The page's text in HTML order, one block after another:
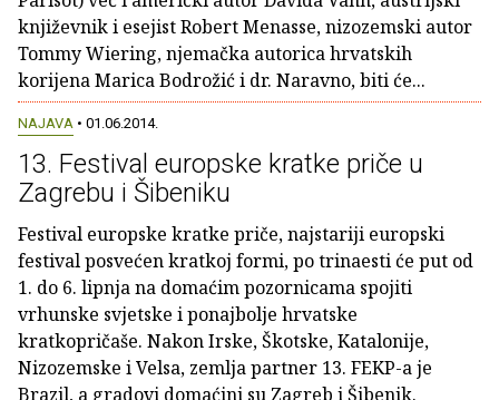
književnik i esejist Robert Menasse, nizozemski autor
Tommy Wiering, njemačka autorica hrvatskih
korijena Marica Bodrožić i dr. Naravno, biti će...
NAJAVA • 01.06.2014.
13. Festival europske kratke priče u
Zagrebu i Šibeniku
Festival europske kratke priče, najstariji europski
festival posvećen kratkoj formi, po trinaesti će put od
1. do 6. lipnja na domaćim pozornicama spojiti
vrhunske svjetske i ponajbolje hrvatske
kratkopričaše. Nakon Irske, Škotske, Katalonije,
Nizozemske i Velsa, zemlja partner 13. FEKP-a je
Brazil, a gradovi domaćini su Zagreb i Šibenik.